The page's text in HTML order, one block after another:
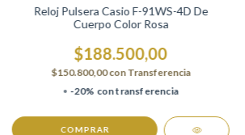
Reloj Pulsera Casio F-91WS-4D De
Cuerpo Color Rosa
$188.500,00
$150.800,00conTransferencia
-20% con transferencia
COMPRAR